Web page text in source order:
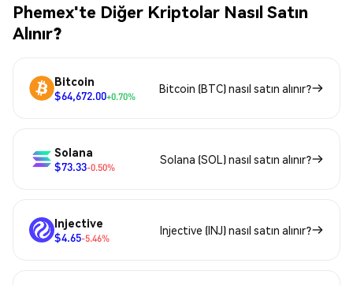
Phemex'te Diğer Kriptolar Nasıl Satın
Alınır?
Bitcoin
$64,672.00+0.70%
Bitcoin (BTC) nasıl satın alınır?
Solana
$73.33-0.50%
Solana (SOL) nasıl satın alınır?
Injective
$4.65-5.46%
Injective (INJ) nasıl satın alınır?